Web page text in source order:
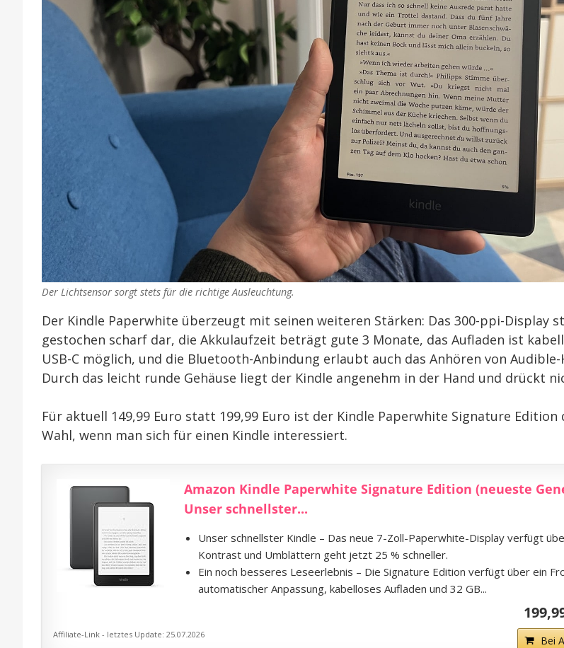
Der Lichtsensor sorgt stets für die richtige Ausleuchtung.
Der Kindle Paperwhite überzeugt mit seinen weiteren Stärken: Das 300-ppi-Display
gestochen scharf dar, die Akkulaufzeit beträgt gute 3 Monate, das Aufladen ist
USB-C möglich, und die Bluetooth-Anbindung erlaubt auch das Anhören von
Durch das leicht runde Gehäuse liegt der Kindle angenehm in der Hand und drückt
Für aktuell 149,99 Euro statt 199,99 Euro ist der Kindle Paperwhite Signature Edition
Wahl, wenn man sich für einen Kindle interessiert.
Amazon Kindle Paperwhite Signature Edition (neueste
Unser schnellster...
Unser schnellster Kindle – Das neue 7-Zoll-Paperwhite-Display verfügt
Kontrast und Umblättern geht jetzt 25 % schneller.
Ein noch besseres Leseerlebnis – Die Signature Edition verfügt über ein
automatischer Anpassung, kabelloses Aufladen und 32 GB...
Bei
Affiliate-Link - letztes Update: 25.07.2026